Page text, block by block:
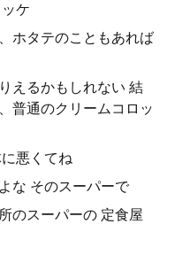
ケ
ホタテのこともあれば
えるかもしれない 結
普通のクリームコロッ
悪くてね
な そのスーパーで
のスーパーの 定食屋